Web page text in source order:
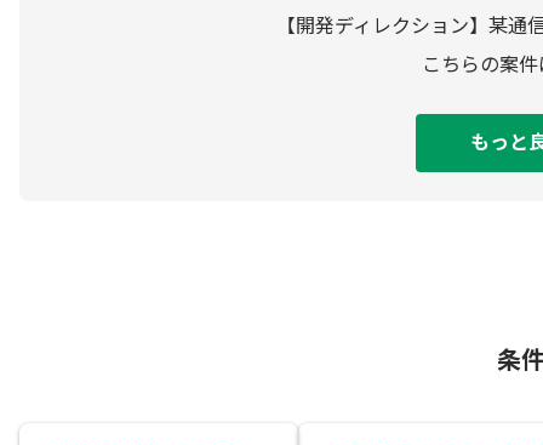
【開発ディレクション】某
こちらの案
もっと
条